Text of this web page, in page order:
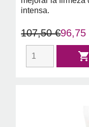
intensa.
107,50 €96,75
